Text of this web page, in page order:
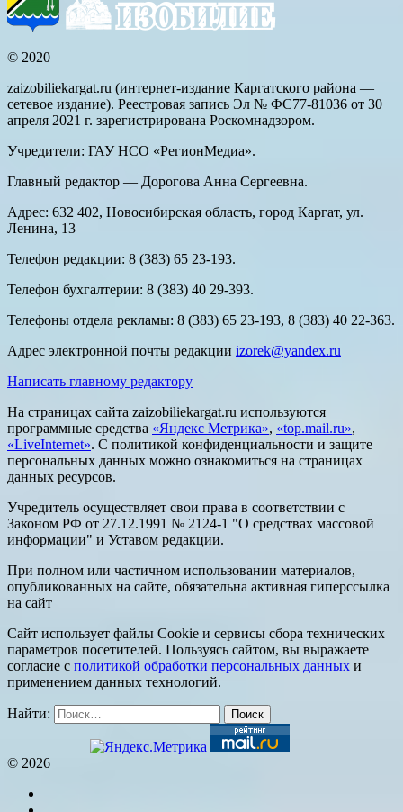
© 2020
zaizobiliekargat.ru (интернет-издание Каргатского района —
сетевое издание). Реестровая запись Эл № ФС77-81036 от 30
апреля 2021 г. зарегистрирована Роскомнадзором.
Учредители: ГАУ НСО «РегионМедиа».
Главный редактор — Дорогова Анна Сергеевна.
Адрес: 632 402, Новосибирская область, город Каргат, ул.
Ленина, 13
Телефон редакции: 8 (383) 65 23-193.
Телефон бухгалтерии: 8 (383) 40 29-393.
Телефоны отдела рекламы: 8 (383) 65 23-193, 8 (383) 40 22-363.
Адрес электронной почты редакции izorek@yandex.ru
Написать главному редактору
На страницах сайта zaizobiliekargat.ru используются
программные средства «Яндекс Метрика», «top.mail.ru»,
«LiveInternet». С политикой конфиденциальности и защите
персональных данных можно ознакомиться на страницах
данных ресурсов.
Учредитель осуществляет свои права в соответствии с
Законом РФ от 27.12.1991 № 2124-1 "О средствах массовой
информации" и Уставом редакции.
При полном или частичном использовании материалов,
опубликованных на сайте, обязательна активная гиперссылка
на сайт
Сайт использует файлы Cookie и сервисы сбора технических
параметров посетителей. Пользуясь сайтом, вы выражаете
согласие с политикой обработки персональных данных и
применением данных технологий.
Найти:
© 2026